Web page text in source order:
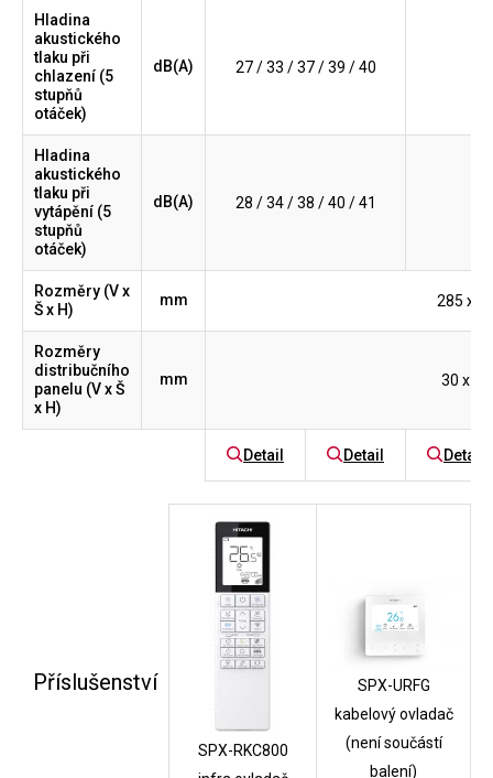
Hladina
akustického
tlaku při
chlazení (5
stupňů
otáček)
dB(A) 27 / 33 / 37 / 39 / 40
Hladina
akustického
tlaku při
vytápění (5
stupňů
otáček)
dB(A) 28 / 34 / 38 / 40 / 41
Rozměry (V x
Š x H)
mm 285 x
Rozměry
distribučního
panelu (V x Š
x H)
mm 30 x
Detail Detail Detail
Příslušenství
SPX-RKC800
SPX-URFG
kabelový ovladač
(není součástí
balení)